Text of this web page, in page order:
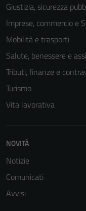
Giustizia, sicurezza
Imprese, commercio e
Mobilità e trasporti
Salute, benessere e
Tributi, finanze e
Turismo
Vita lavorativa
NOVITÀ
Notizie
Comunicati
Avvisi